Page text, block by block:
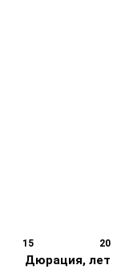
Дюрация, лет
15 20